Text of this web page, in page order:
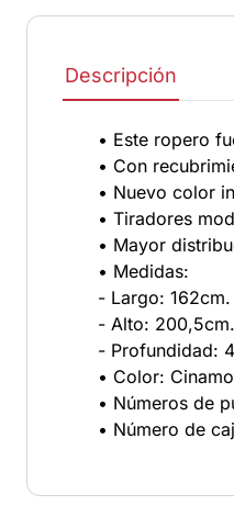
Descripción
• Este ropero
• Con
• Nuevo color
• Tiradores
• Mayor
• Medidas:
- Largo: 162cm.
- Alto: 200,5cm.
- Profundidad:
• Color:
• Números de
• Número de